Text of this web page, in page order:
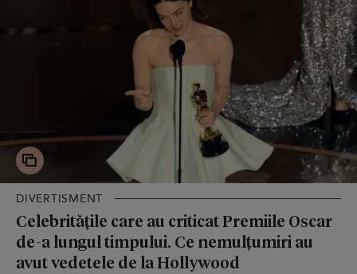
DIVERTISMENT
Celebritățile care au criticat Premiile Oscar
de-a lungul timpului. Ce nemulțumiri au
avut vedetele de la Hollywood